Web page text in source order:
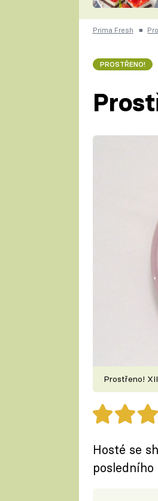
Prima Fresh ■
PROSTŘENO!
Prostřeno!
Hosté se